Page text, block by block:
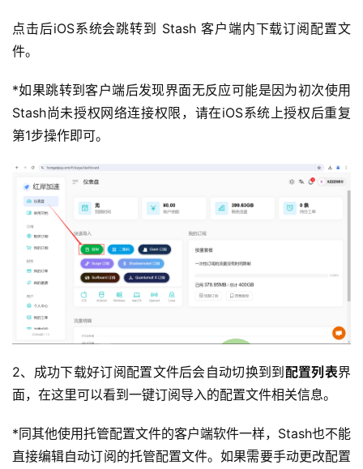
点击后iOS系统会跳转到 Stash 客户端内下载订阅配置文
件。
*如果跳转到客户端后发现界面无反应可能是因为初次使用
Stash尚未授权网络连接权限，请在iOS系统上授权后重复
第1步操作即可。
2、成功下载好订阅配置文件后会自动切换到到配置列表界
面，在这里可以看到一键订阅导入的配置文件相关信息。
*同其他使用托管配置文件的客户端软件一样，Stash也不能
直接编辑自动订阅的托管配置文件。如果需要手动更改配置